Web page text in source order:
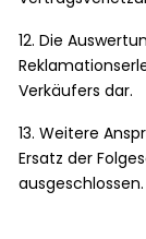
12. Die
Verkäufers dar.
13. Weitere
Ersatz der
ausgeschlossen.